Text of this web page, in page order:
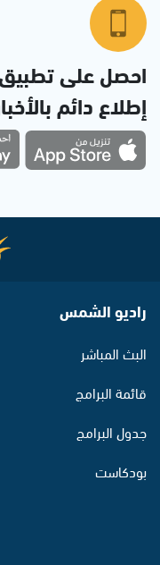
احصل على
إطلاع دائم
راديو الشمس
البث المباشر
قائمة البرامج
جدول البرامج
بودكاست